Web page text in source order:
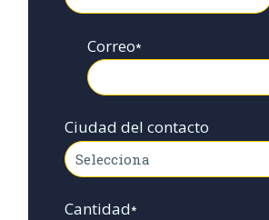
Correo*
Ciudad del contacto
Cantidad*